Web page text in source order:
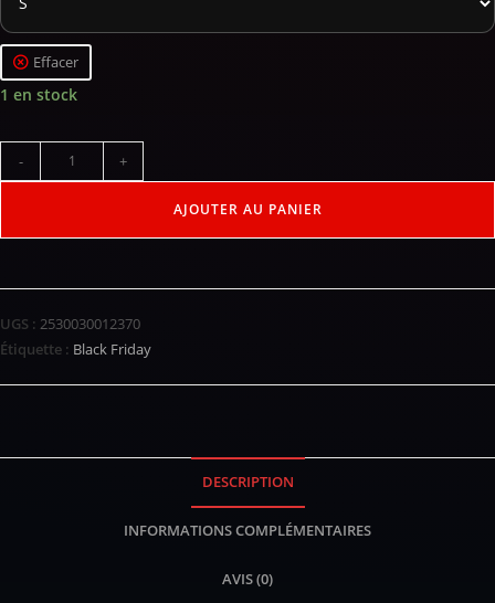
Effacer
1 en stock
- +
AJOUTER AU PANIER
UGS : 2530030012370
Étiquette : Black Friday
DESCRIPTION
INFORMATIONS COMPLÉMENTAIRES
AVIS (0)